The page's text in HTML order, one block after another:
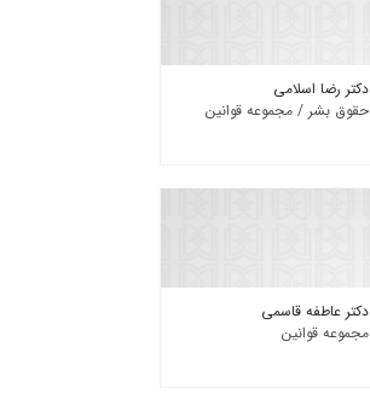
دکتر رضا اسلامی
حقوق بشر / مجموعه قوانین
دکتر عاطفه قاسمی
مجموعه قوانین